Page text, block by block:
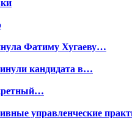
Фатиму Хугаеву…
кандидата в…
управленческие